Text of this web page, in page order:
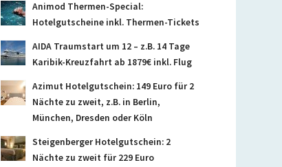
Animod Thermen-Special:
Hotelgutscheine inkl. Thermen-Tickets
AIDA Traumstart um 12 – z.B. 14 Tage
Karibik-Kreuzfahrt ab 1879€ inkl. Flug
Azimut Hotelgutschein: 149 Euro für 2
Nächte zu zweit, z.B. in Berlin,
München, Dresden oder Köln
Steigenberger Hotelgutschein: 2
Nächte zu zweit für 229 Euro